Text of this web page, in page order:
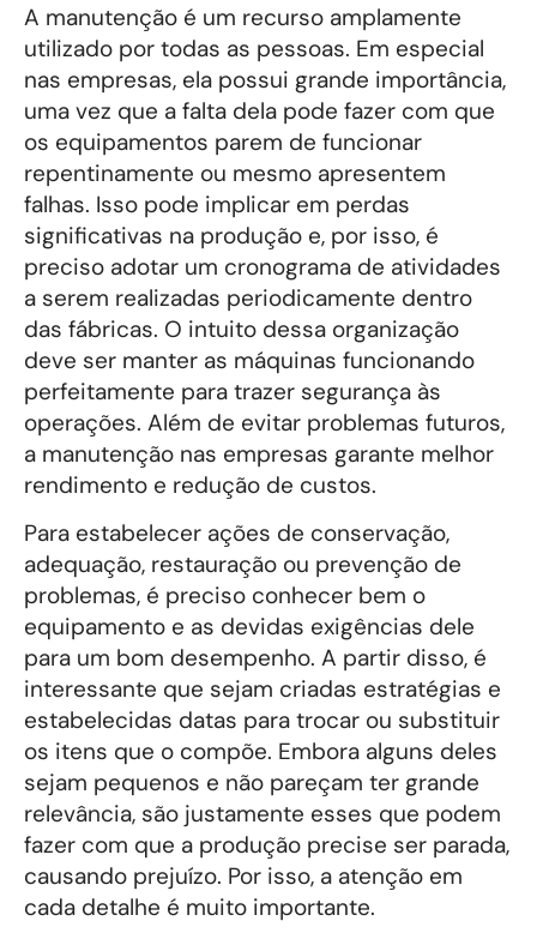
A manutenção é um recurso amplamente
utilizado por todas as pessoas. Em especial
nas empresas, ela possui grande importância,
uma vez que a falta dela pode fazer com que
os equipamentos parem de funcionar
repentinamente ou mesmo apresentem
falhas. Isso pode implicar em perdas
significativas na produção e, por isso, é
preciso adotar um cronograma de atividades
a serem realizadas periodicamente dentro
das fábricas. O intuito dessa organização
deve ser manter as máquinas funcionando
perfeitamente para trazer segurança às
operações. Além de evitar problemas futuros,
a manutenção nas empresas garante melhor
rendimento e redução de custos.
Para estabelecer ações de conservação,
adequação, restauração ou prevenção de
problemas, é preciso conhecer bem o
equipamento e as devidas exigências dele
para um bom desempenho. A partir disso, é
interessante que sejam criadas estratégias e
estabelecidas datas para trocar ou substituir
os itens que o compõe. Embora alguns deles
sejam pequenos e não pareçam ter grande
relevância, são justamente esses que podem
fazer com que a produção precise ser parada,
causando prejuízo. Por isso, a atenção em
cada detalhe é muito importante.